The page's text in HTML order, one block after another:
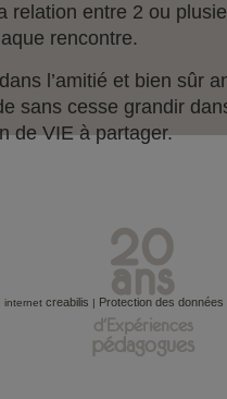
relation entre 2 ou
rencontre.
l’amitié et bien sûr
sans cesse grandir
de VIE à partager.
d'Expériences
pédagogues
internet creabilis | Protection des données